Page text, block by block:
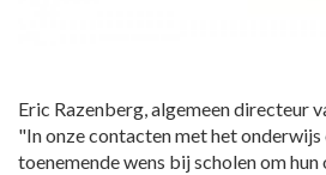
Eric Razenberg, algemeen directeur
"In onze contacten met het onderwijs
toenemende wens bij scholen om